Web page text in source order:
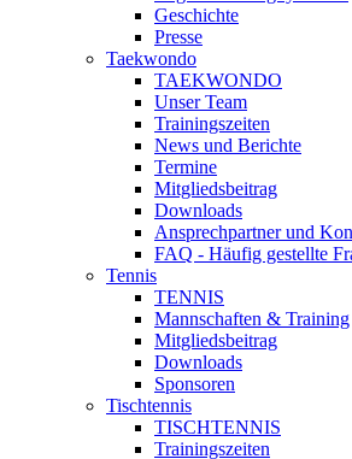
Geschichte
Presse
Taekwondo
TAEKWONDO
Unser Team
Trainingszeiten
News und Berichte
Termine
Mitgliedsbeitrag
Downloads
Ansprechpartner und
FAQ - Häufig gestellte
Tennis
TENNIS
Mannschaften & Training
Mitgliedsbeitrag
Downloads
Sponsoren
Tischtennis
TISCHTENNIS
Trainingszeiten